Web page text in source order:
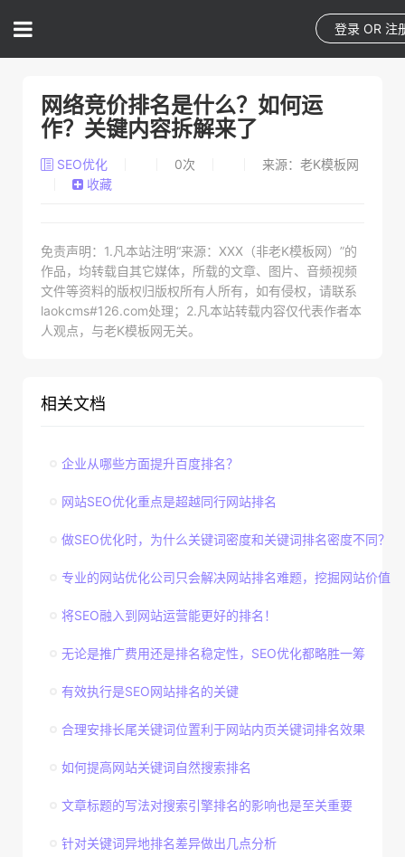
登录 OR 注
网络竞价排名是什么？如何运
作？关键内容拆解来了
SEO优化 0次
来源：老K模板网
收藏
免责声明：1.凡本站注明“来源：XXX（非老K模板网）”的
作品，均转载自其它媒体，所载的文章、图片、音频视频
文件等资料的版权归版权所有人所有，如有侵权，请联系
laokcms#126.com处理；2.凡本站转载内容仅代表作者本
人观点，与老K模板网无关。
相关文档
企业从哪些方面提升百度排名？
网站SEO优化重点是超越同行网站排名
做SEO优化时，为什么关键词密度和关键词排名密度不同？
专业的网站优化公司只会解决网站排名难题，挖掘网站价值
将SEO融入到网站运营能更好的排名！
无论是推广费用还是排名稳定性，SEO优化都略胜一筹
有效执行是SEO网站排名的关键
合理安排长尾关键词位置利于网站内页关键词排名效果
如何提高网站关键词自然搜索排名
文章标题的写法对搜索引擎排名的影响也是至关重要
针对关键词异地排名差异做出几点分析